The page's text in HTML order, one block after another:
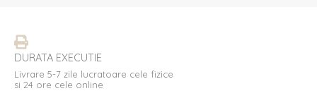
DURATA EXECUTIE
Livrare 5-7 zile lucratoare cele fizice
si 24 ore cele online